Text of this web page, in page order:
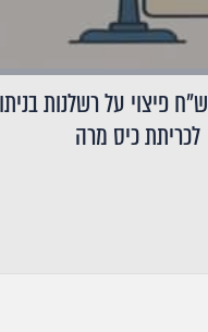
550,000 ש"ח פיצוי על רשלנות
לכריתת כיס מרה